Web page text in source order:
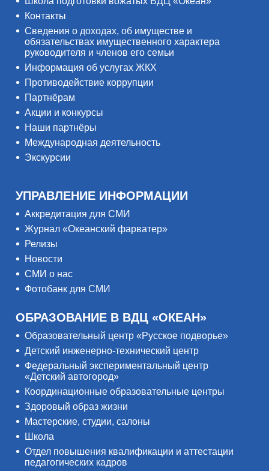
Контакты
Сведения о доходах, об имуществе и
обязательствах имущественного характера
руководителя и членов его семьи
Информация об услугах ЖКХ
Противодействие коррупции
Партнёрам
Акции и конкурсы
Наши партнёры
Международная деятельность
Экскурсии
УПРАВЛЕНИЕ ИНФОРМАЦИИ
Аккредитация для СМИ
Журнал «Океанский фарватер»
Релизы
Новости
СМИ о нас
Фотобанк для СМИ
ОБРАЗОВАНИЕ В ВДЦ «ОКЕАН»
Образовательный центр «Русское подворье»
Детский инженерно-технический центр
Федеральный экспериментальный центр
«Детский автогород»
Координационные образовательные центры
Здоровый образ жизни
Мастерские, студии, салоны
Школа
Отдел повышения квалификации и аттестации
педагогических кадров